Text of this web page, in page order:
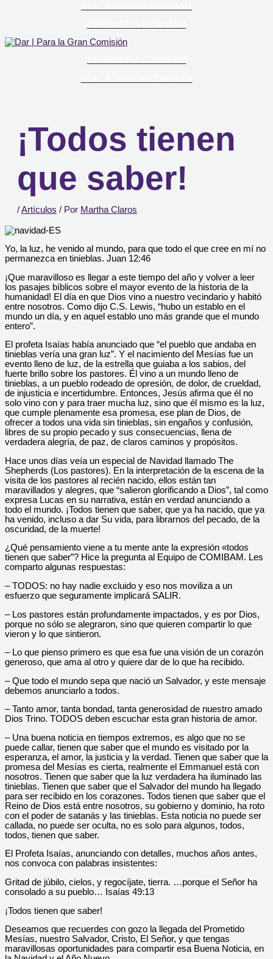
¡Todos tienen
que saber!
/Artículos / Por Martha Claros
Yo, la luz, he venido al mundo, para que todo el que cree en mí no
permanezca en tinieblas. Juan 12:46
¡Que maravilloso es llegar a este tiempo del año y volver a leer
los pasajes bíblicos sobre el mayor evento de la historia de la
humanidad! El día en que Dios vino a nuestro vecindario y habitó
entre nosotros. Como dijo C.S. Lewis, “hubo un establo en el
mundo un día, y en aquel establo uno más grande que el mundo
entero”.
El profeta Isaías había anunciado que “el pueblo que andaba en
tinieblas vería una gran luz”. Y el nacimiento del Mesías fue un
evento lleno de luz, de la estrella que guiaba a los sabios, del
fuerte brillo sobre los pastores. Él vino a un mundo lleno de
tinieblas, a un pueblo rodeado de opresión, de dolor, de crueldad,
de injusticia e incertidumbre. Entonces, Jesús afirma que él no
solo vino con y para traer mucha luz, sino que él mismo es la luz,
que cumple plenamente esa promesa, ese plan de Dios, de
ofrecer a todos una vida sin tinieblas, sin engaños y confusión,
libres de su propio pecado y sus consecuencias, llena de
verdadera alegría, de paz, de claros caminos y propósitos.
Hace unos días veía un especial de Navidad llamado The
Shepherds (Los pastores). En la interpretación de la escena de la
visita de los pastores al recién nacido, ellos están tan
maravillados y alegres, que “salieron glorificando a Dios”, tal como
expresa Lucas en su narrativa, están en verdad anunciando a
todo el mundo. ¡Todos tienen que saber, que ya ha nacido, que ya
ha venido, incluso a dar Su vida, para librarnos del pecado, de la
oscuridad, de la muerte!
¿Qué pensamiento viene a tu mente ante la expresión «todos
tienen que saber”? Hice la pregunta al Equipo de COMIBAM. Les
comparto algunas respuestas:
– TODOS: no hay nadie excluido y eso nos moviliza a un
esfuerzo que seguramente implicará SALIR.
– Los pastores están profundamente impactados, y es por Dios,
porque no sólo se alegraron, sino que quieren compartir lo que
vieron y lo que sintieron.
– Lo que pienso primero es que esa fue una visión de un corazón
generoso, que ama al otro y quiere dar de lo que ha recibido.
– Que todo el mundo sepa que nació un Salvador, y este mensaje
debemos anunciarlo a todos.
– Tanto amor, tanta bondad, tanta generosidad de nuestro amado
Dios Trino. TODOS deben escuchar esta gran historia de amor.
– Una buena noticia en tiempos extremos, es algo que no se
puede callar, tienen que saber que el mundo es visitado por la
esperanza, el amor, la justicia y la verdad. Tienen que saber que la
promesa del Mesías es cierta, realmente el Emmanuel está con
nosotros. Tienen que saber que la luz verdadera ha iluminado las
tinieblas. Tienen que saber que el Salvador del mundo ha llegado
para ser recibido en los corazones. Todos tienen que saber que el
Reino de Dios está entre nosotros, su gobierno y dominio, ha roto
con el poder de satanás y las tinieblas. Esta noticia no puede ser
callada, no puede ser oculta, no es solo para algunos, todos,
todos, tienen que saber.
El Profeta Isaías, anunciando con detalles, muchos años antes,
nos convoca con palabras insistentes:
Gritad de júbilo, cielos, y regocíjate, tierra. …porque el Señor ha
consolado a su pueblo… Isaías 49:13
¡Todos tienen que saber!
Deseamos que recuerdes con gozo la llegada del Prometido
Mesías, nuestro Salvador, Cristo, El Señor, y que tengas
maravillosas oportunidades para compartir esa Buena Noticia, en